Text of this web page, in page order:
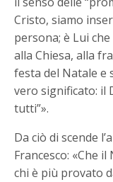
Cristo, siamo
persona; è Lui
alla Chiesa, alla
festa del Natale
vero significato: il
tutti”».
Da ciò di scende
Francesco: «Che
chi è più provato